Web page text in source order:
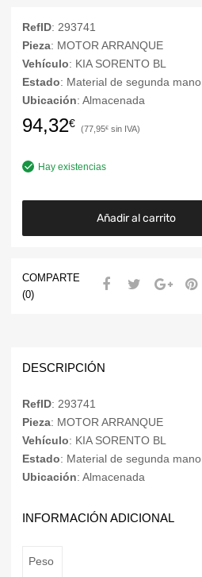
RefID: 293741
Pieza: MOTOR ARRANQUE
Vehículo: KIA SORENTO BL
Estado: Material de segunda mano
Ubicación: Almacenada
94,32€ 77,95€
Hay existencias
Añadir al carrito
COMPARTE
(0)
DESCRIPCIÓN
RefID: 293741
Pieza: MOTOR ARRANQUE
Vehículo: KIA SORENTO BL
Estado: Material de segunda mano
Ubicación: Almacenada
INFORMACIÓN ADICIONAL
Peso